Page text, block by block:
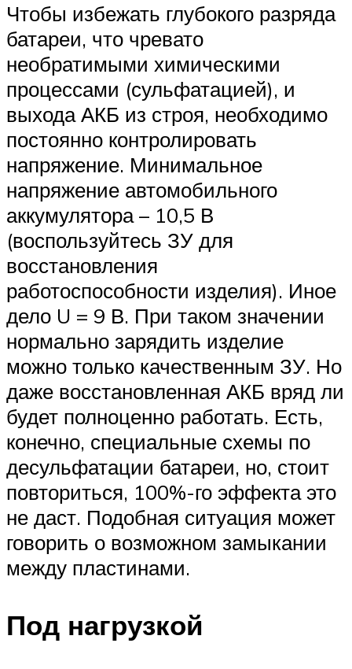
Чтобы избежать глубокого разряда
батареи, что чревато
необратимыми химическими
процессами (сульфатацией), и
выхода АКБ из строя, необходимо
постоянно контролировать
напряжение. Минимальное
напряжение автомобильного
аккумулятора – 10,5 В
(воспользуйтесь ЗУ для
восстановления
работоспособности изделия). Иное
дело U = 9 В. При таком значении
нормально зарядить изделие
можно только качественным ЗУ. Но
даже восстановленная АКБ вряд ли
будет полноценно работать. Есть,
конечно, специальные схемы по
десульфатации батареи, но, стоит
повториться, 100%-го эффекта это
не даст. Подобная ситуация может
говорить о возможном замыкании
между пластинами.
Под нагрузкой